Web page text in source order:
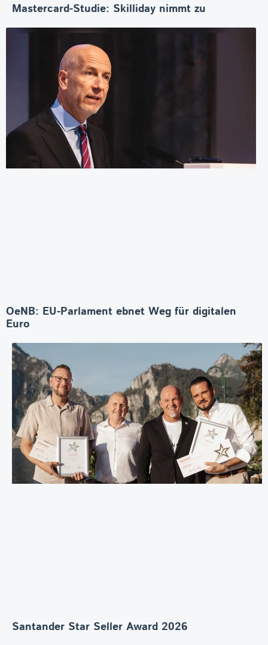
Mastercard-Studie: Skilliday nimmt zu
OeNB: EU-Parlament ebnet Weg für digitalen
Euro
Santander Star Seller Award 2026